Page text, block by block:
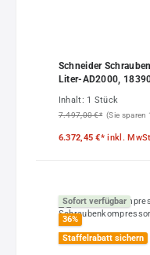
Schneider
Liter-AD2000,
Inhalt: 1 Stück
7.497,00 €* (Sie sparen
6.372,45 €*inkl.
Sofort verfügbar
36%
Staffelrabatt sichern